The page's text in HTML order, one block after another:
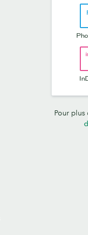
Pour